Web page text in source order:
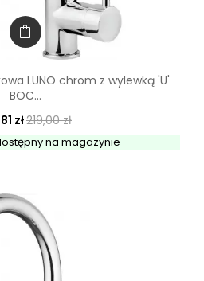
LUNO chrom z wylewką 'U'
BOC...
zł219,00 zł
na magazynie